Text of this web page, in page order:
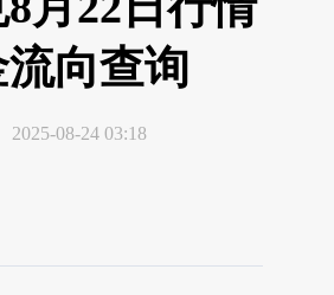
向查询
2025-08-24 03:18